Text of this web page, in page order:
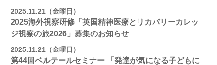
2025.11.21（金曜日）
2025海外視察研修「英国精神医療とリカバリーカレッ
ジ視察の旅2026」募集のお知らせ
2025.11.21（金曜日）
第44回ベルテールセミナー 「発達が気になる子どもに